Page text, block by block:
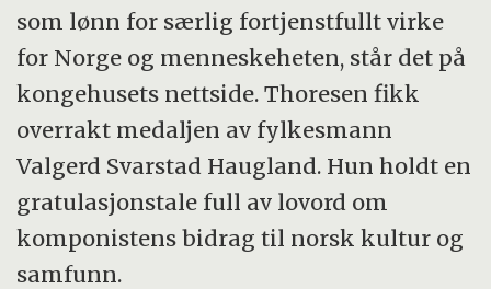
som lønn for særlig fortjenstfullt virke
for Norge og menneskeheten, står det på
kongehusets nettside. Thoresen fikk
overrakt medaljen av fylkesmann
Valgerd Svarstad Haugland. Hun holdt en
gratulasjonstale full av lovord om
komponistens bidrag til norsk kultur og
samfunn.